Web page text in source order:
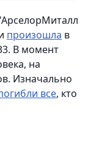
произошла в
В момент
на
Изначально
все, кто